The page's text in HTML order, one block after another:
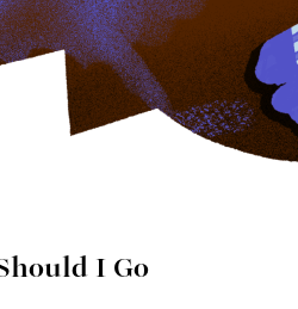
I Go